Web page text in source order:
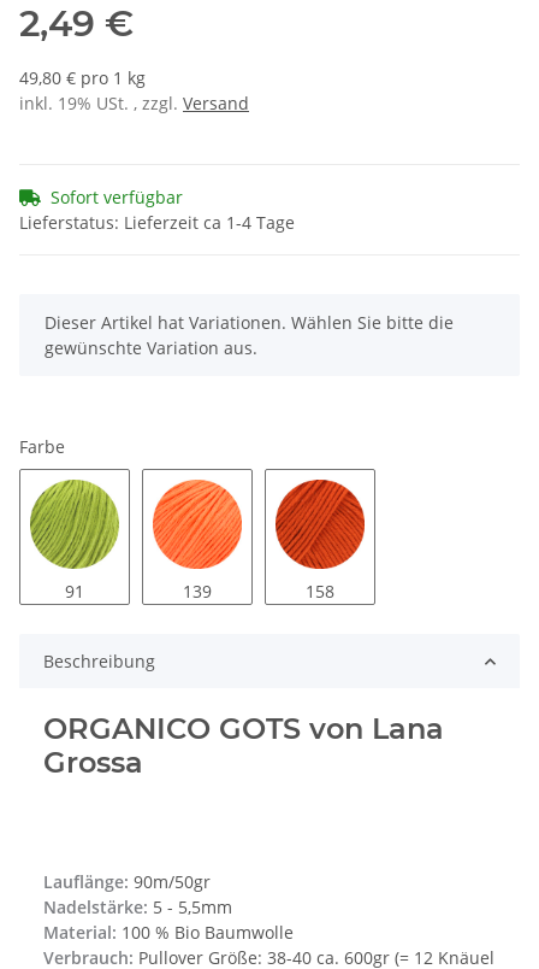
2,49 €
49,80 € pro 1 kg
inkl. 19% USt. , zzgl. Versand
Sofort verfügbar
Lieferstatus: Lieferzeit ca 1-4 Tage
x
Dieser Artikel hat Variationen. Wählen Sie bitte die
gewünschte Variation aus.
Farbe
91 139 158
Beschreibung
ORGANICO GOTS von Lana
Grossa
Lauflänge: 90m/50gr
Nadelstärke: 5 - 5,5mm
Material: 100 % Bio Baumwolle
Verbrauch: Pullover Größe: 38-40 ca. 600gr (= 12 Knäuel